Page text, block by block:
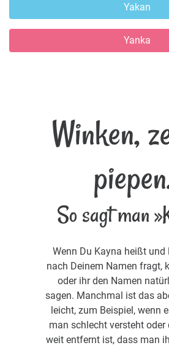
Yakan
Yanka
Winken,
So sagt man
Wenn Du Kayna heißt und
nach Deinem Namen fragt,
oder ihr den Namen
sagen. Manchmal ist das
leicht, zum Beispiel, wenn
man schlecht versteht oder
weit entfernt ist, dass man